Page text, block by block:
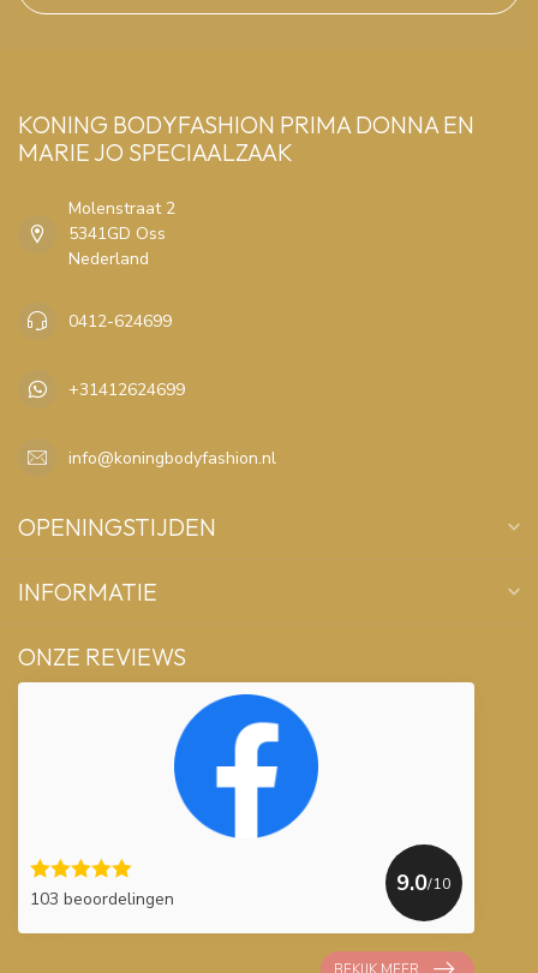
KONING BODYFASHION PRIMA DONNA EN
MARIE JO SPECIAALZAAK
Molenstraat 2
5341GD Oss
Nederland
0412-624699
+31412624699
info@koningbodyfashion.nl
OPENINGSTIJDEN
INFORMATIE
ONZE REVIEWS
103 beoordelingen
9.0/10